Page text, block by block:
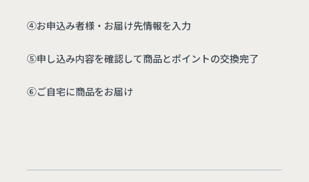
④お申込み者様・お届け先情報を入力
⑤申し込み内容を確認して商品とポイントの交換完了
⑥ご自宅に商品をお届け